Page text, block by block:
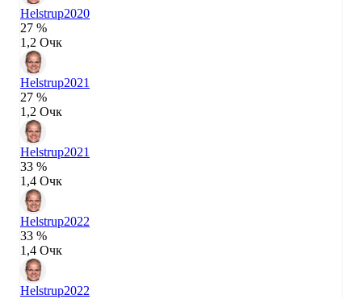
Helstrup2020
27 %
1,2 Очк
Helstrup2021
27 %
1,2 Очк
Helstrup2021
33 %
1,4 Очк
Helstrup2022
33 %
1,4 Очк
Helstrup2022